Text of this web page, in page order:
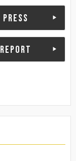
PRESS
REPORT